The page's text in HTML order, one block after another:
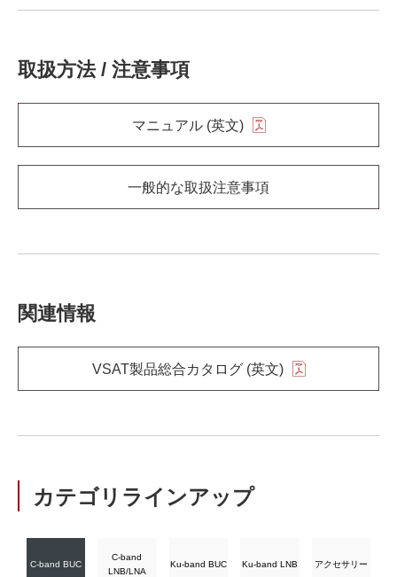
取扱方法 / 注意事項
マニュアル (英文)
一般的な取扱注意事項
関連情報
VSAT製品総合カタログ (英文)
カテゴリラインアップ
C-band BUC
C-band
LNB/LNA
Ku-band BUC Ku-band LNB アクセサリー